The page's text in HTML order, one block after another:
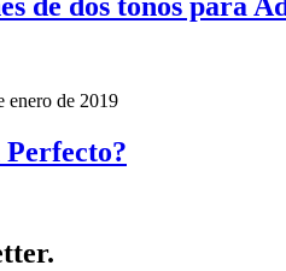
enero de 2019